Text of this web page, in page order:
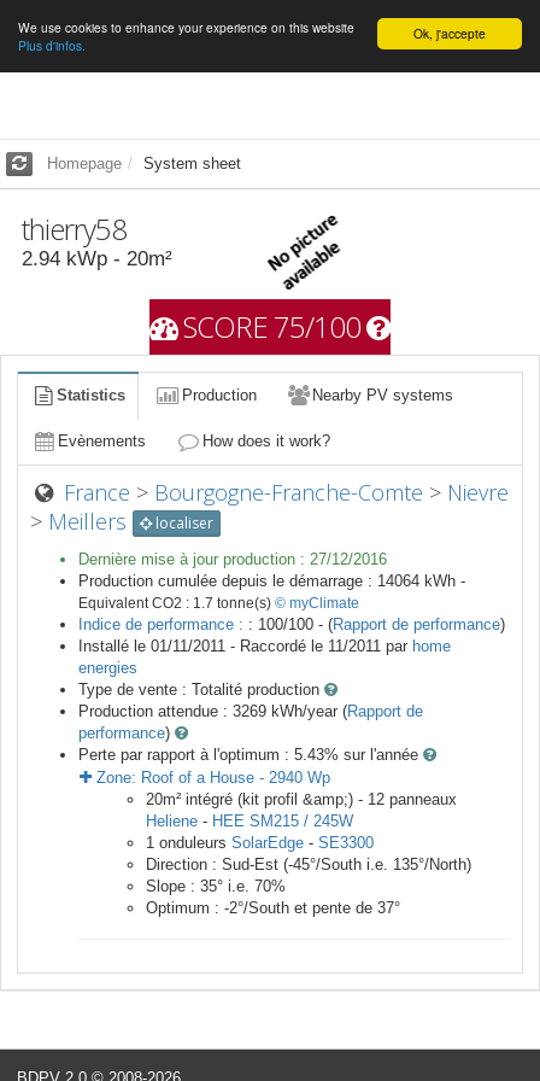
English Ok, j'accepte
We use cookies to enhance your experience on this website
Plus d'infos.
Homepage System sheet
thierry58
2.94 kWp - 20m²
SCORE 75/100
Statistics Production Nearby PV systems
Evènements How does it work?
France > Bourgogne-Franche-Comte > Nievre
> Meillers localiser
Dernière mise à jour production : 27/12/2016
Production cumulée depuis le démarrage : 14064 kWh -
Equivalent CO2 : 1.7 tonne(s) © myClimate
Indice de performance : : 100/100 - (Rapport de performance)
Installé le 01/11/2011 - Raccordé le 11/2011 par home
energies
Type de vente : Totalité production
Production attendue : 3269 kWh/year (Rapport de
performance)
Perte par rapport à l'optimum : 5.43% sur l'année
Zone: Roof of a House - 2940 Wp
20m² intégré (kit profil &amp;) - 12 panneaux
Heliene - HEE SM215 / 245W
1 onduleurs SolarEdge - SE3300
Direction : Sud-Est (-45°/South i.e. 135°/North)
Slope : 35° i.e. 70%
Optimum : -2°/South et pente de 37°